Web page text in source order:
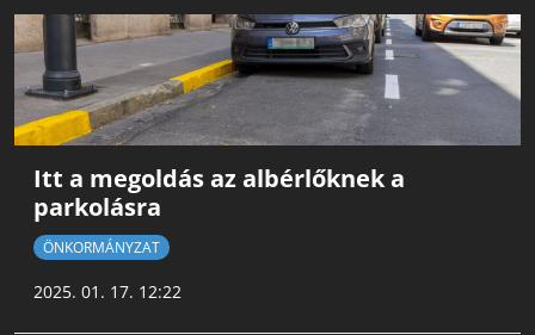
Itt a megoldás az albérlőknek a
parkolásra
ÖNKORMÁNYZAT
2025. 01. 17. 12:22